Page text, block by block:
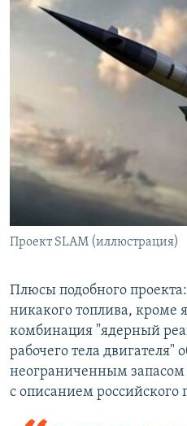
Проект SLAM (иллюстрация)
Плюсы подобного
никакого топлива, кроме
комбинация "ядерный
рабочего тела двигателя"
неограниченным запасом
с описанием российского